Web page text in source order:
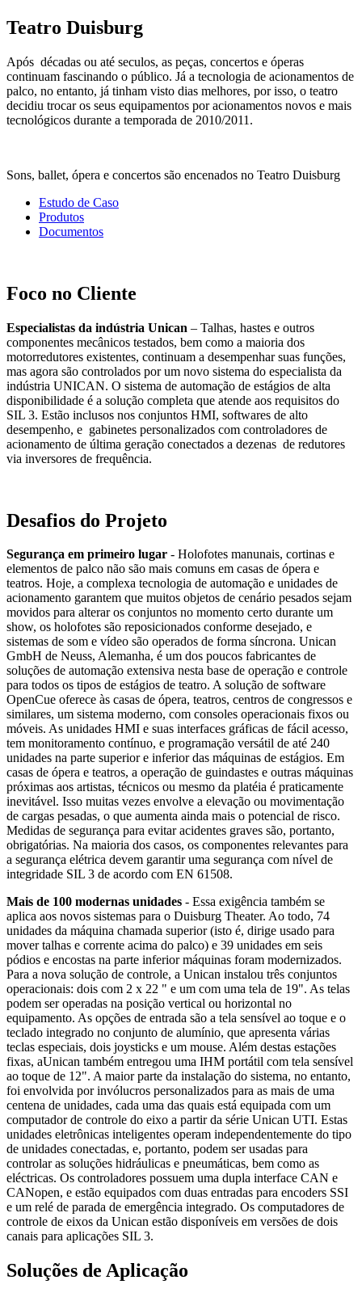
Teatro Duisburg
Após décadas ou até seculos, as peças, concertos e óperas
continuam fascinando o público. Já a tecnologia de acionamentos de
palco, no entanto, já tinham visto dias melhores, por isso, o teatro
decidiu trocar os seus equipamentos por acionamentos novos e mais
tecnológicos durante a temporada de 2010/2011.
Sons, ballet, ópera e concertos são encenados no Teatro Duisburg
Estudo de Caso
Produtos
Documentos
Foco no Cliente
Especialistas da indústria Unican – Talhas, hastes e outros
componentes mecânicos testados, bem como a maioria dos
motorredutores existentes, continuam a desempenhar suas funções,
mas agora são controlados por um novo sistema do especialista da
indústria UNICAN. O sistema de automação de estágios de alta
disponibilidade é a solução completa que atende aos requisitos do
SIL 3. Estão inclusos nos conjuntos HMI, softwares de alto
desempenho, e gabinetes personalizados com controladores de
acionamento de última geração conectados a dezenas de redutores
via inversores de frequência.
Desafios do Projeto
Segurança em primeiro lugar - Holofotes manunais, cortinas e
elementos de palco não são mais comuns em casas de ópera e
teatros. Hoje, a complexa tecnologia de automação e unidades de
acionamento garantem que muitos objetos de cenário pesados ​​sejam
movidos para alterar os conjuntos no momento certo durante um
show, os holofotes são reposicionados conforme desejado, e
sistemas de som e vídeo são operados de forma síncrona. Unican
GmbH de Neuss, Alemanha, é um dos poucos fabricantes de
soluções de automação extensiva nesta base de operação e controle
para todos os tipos de estágios de teatro. A solução de software
OpenCue oferece às casas de ópera, teatros, centros de congressos e
similares, um sistema moderno, com consoles operacionais fixos ou
móveis. As unidades HMI e suas interfaces gráficas de fácil acesso,
tem monitoramento contínuo, e programação versátil de até 240
unidades na parte superior e inferior das máquinas de estágios. Em
casas de ópera e teatros, a operação de guindastes e outras máquinas
próximas aos artistas, técnicos ou mesmo da platéia é praticamente
inevitável. Isso muitas vezes envolve a elevação ou movimentação
de cargas pesadas, o que aumenta ainda mais o potencial de risco.
Medidas de segurança para evitar acidentes graves são, portanto,
obrigatórias. Na maioria dos casos, os componentes relevantes para
a segurança elétrica devem garantir uma segurança com nível de
integridade SIL 3 de acordo com EN 61508.
Mais de 100 modernas unidades - Essa exigência também se
aplica aos novos sistemas para o Duisburg Theater. Ao todo, 74
unidades da máquina chamada superior (isto é, dirige usado para
mover talhas e corrente acima do palco) e 39 unidades em seis
pódios e encostas na parte inferior máquinas foram modernizados.
Para a nova solução de controle, a Unican instalou três conjuntos
operacionais: dois com 2 x 22 " e um com uma tela de 19". As telas
podem ser operadas na posição vertical ou horizontal no
equipamento. As opções de entrada são a tela sensível ao toque e o
teclado integrado no conjunto de alumínio, que apresenta várias
teclas especiais, dois joysticks e um mouse. Além destas estações
fixas, aUnican também entregou uma IHM portátil com tela sensível
ao toque de 12". A maior parte da instalação do sistema, no entanto,
foi envolvida por invólucros personalizados para as mais de uma
centena de unidades, cada uma das quais está equipada com um
computador de controle do eixo a partir da série Unican UTI. Estas
unidades eletrônicas inteligentes operam independentemente do tipo
de unidades conectadas, e, portanto, podem ser usadas para
controlar as soluções hidráulicas e pneumáticas, bem como as
eléctricas. Os controladores possuem uma dupla interface CAN e
CANopen, e estão equipados com duas entradas para encoders SSI
e um relé de parada de emergência integrado. Os computadores de
controle de eixos da Unican estão disponíveis em versões de dois
canais para aplicações SIL 3.
Soluções de Aplicação